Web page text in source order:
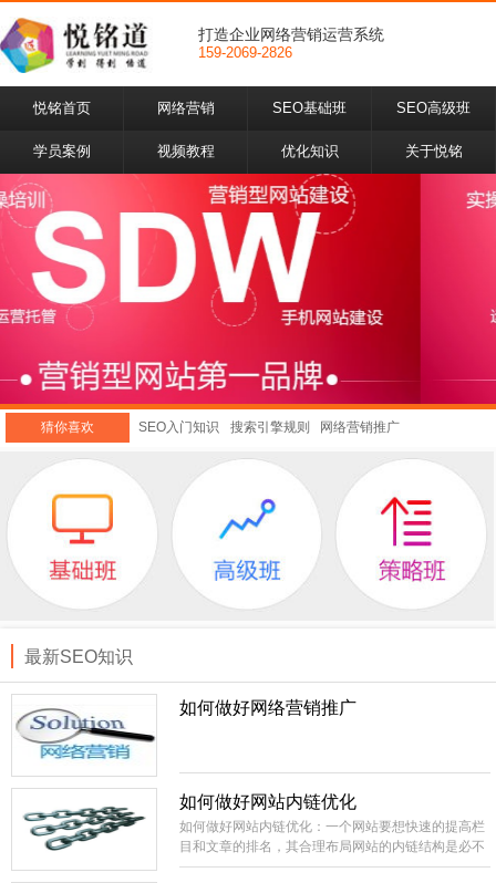
打造企业网络营销运营系统
159-2069-2826
悦铭首页 网络营销 SEO基础班 SEO高级班
学员案例 视频教程 优化知识 关于悦铭
猜你喜欢 SEO入门知识 搜索引擎规则 网络营销推广
最新SEO知识
如何做好网络营销推广
如何做好网站内链优化
如何做好网站内链优化：一个网站要想快速的提高栏
目和文章的排名，其合理布局网站的内链结构是必不
可少的。相当外部链接而言，内部链接就比较容易控